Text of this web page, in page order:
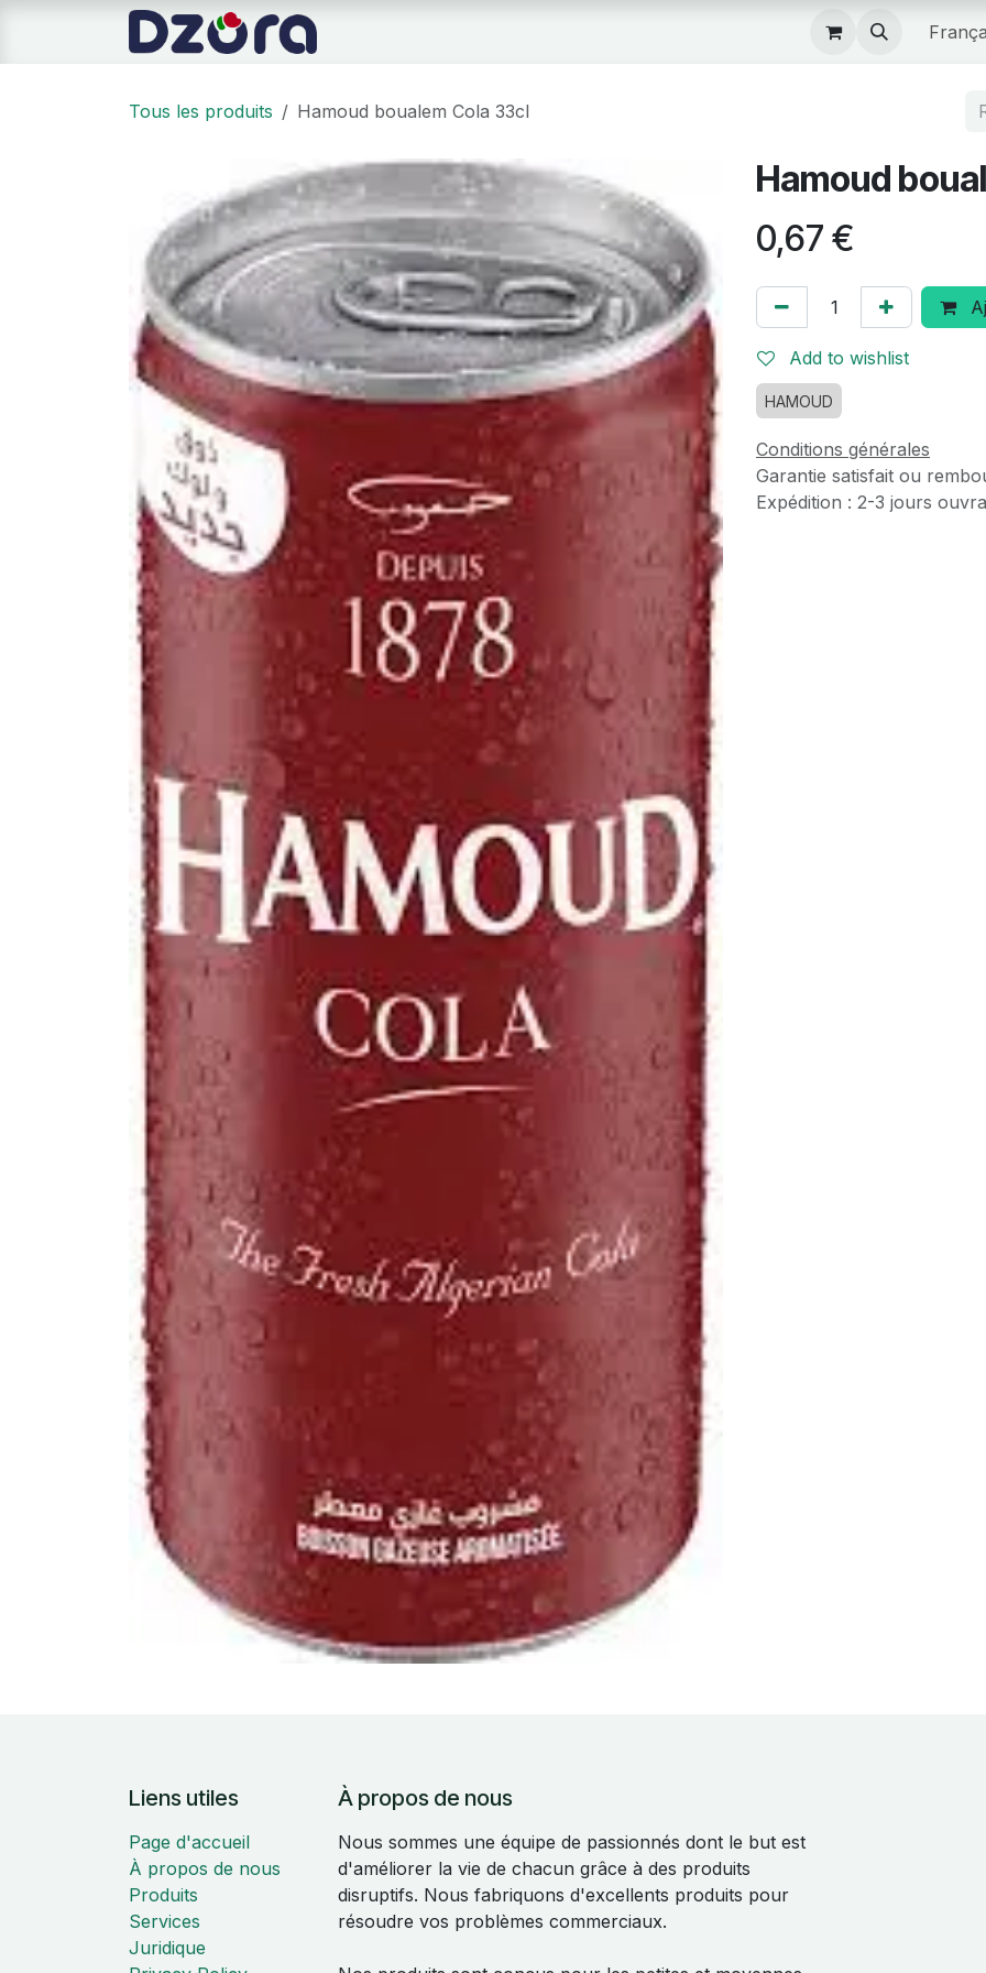
Se rendre au contenu
Tous les produits Hamoud boualem Cola 33cl
Hamoud
0,67 €
Add to wishlist
HAMOUD
Conditions générales
Garantie satisfait ou
Expédition : 2-3 jours
Liens utiles
Page d'accueil
À propos de nous
Produits
Services
Juridique
À propos de nous
Nous sommes une équipe de passionnés dont le but est
d'améliorer la vie de chacun grâce à des produits
disruptifs. Nous fabriquons d'excellents produits pour
résoudre vos problèmes commerciaux.